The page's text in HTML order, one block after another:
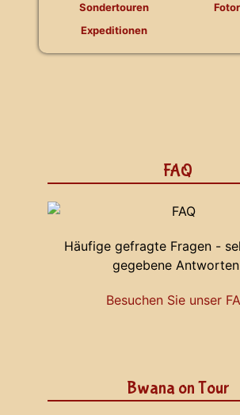
Sondertouren
Expeditionen
FAQ
Häufige gefragte Fragen -
gegebene
Besuchen Sie unser
Bwana on Tour